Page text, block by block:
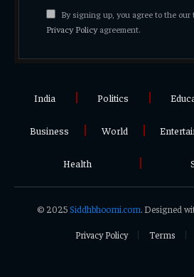
By signing up, you agree to the our
Privacy Policyagreement.
India Politics
Business World
Health
© 2025Siddhbhoomi.com. Designed
Privacy Policy Terms